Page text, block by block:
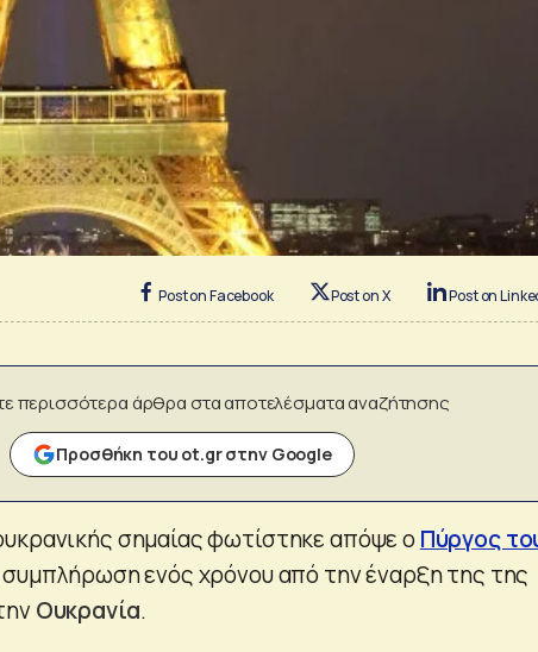
Post on Facebook Post on X Post on
περισσότερα άρθρα στα αποτελέσματα αναζήτησης
Προσθήκη του ot.gr στην Google
σημαίας φωτίστηκε απόψε οΠύργος
ενός χρόνου από την έναρξη της της
Ουκρανία.